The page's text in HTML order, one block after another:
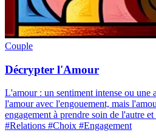
Couple
Décrypter l'Amour
L'amour : un sentiment intense ou une
l'amour avec l'engouement, mais
engagement à prendre soin de l'autre
#Relations #Choix #Engagement